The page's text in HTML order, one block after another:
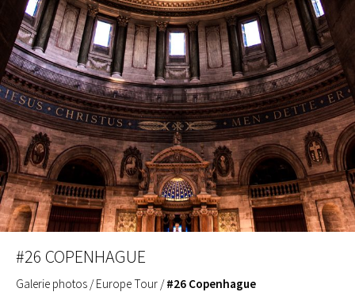
#26 COPENHAGUE
Galerie photos /Europe Tour /#26 Copenhague